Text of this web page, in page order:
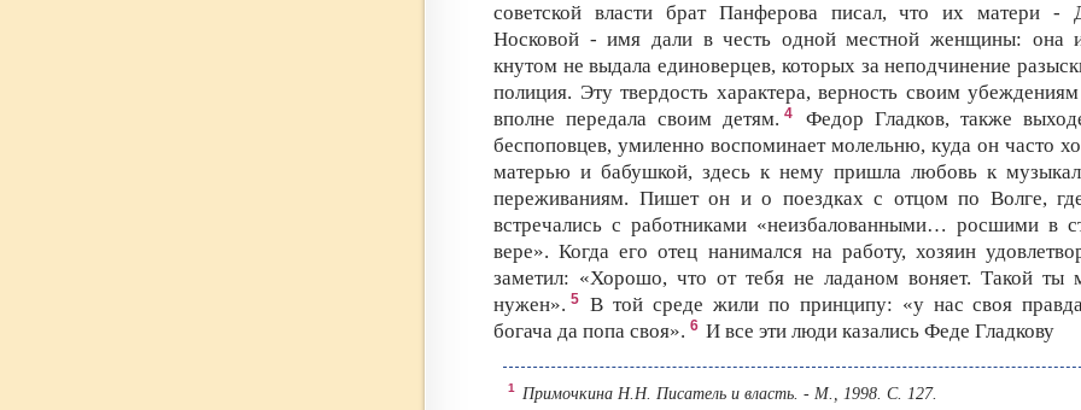
советской власти брат Панферова писал, что их матери -
Носковой - имя дали в честь одной местной женщины: она
кнутом не выдала единоверцев, которых за неподчинение
полиция. Эту твердость характера, верность своим
вполне передала своим детям. 4
Федор Гладков, также
беспоповцев, умиленно воспоминает молельню, куда он часто
матерью и бабушкой, здесь к нему пришла любовь к
переживаниям. Пишет он и о поездках с отцом по Волге,
встречались с работниками «неизбалованными… росшими в
вере». Когда его отец нанимался на работу, хозяин
заметил: «Хорошо, что от тебя не ладаном воняет. Такой ты
нужен». 5
В той среде жили по принципу: «у нас своя
богача да попа своя». 6 И все эти люди казались Феде Гладкову
1 Примочкина Н.Н. Писатель и власть. - М., 1998. С. 127.